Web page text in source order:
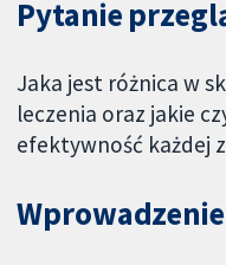
Pytanie
Jaka jest różnica w
leczenia oraz jakie
efektywność każdej
Wprowadzenie